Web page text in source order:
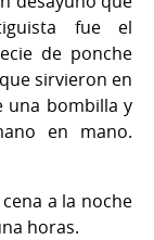
fue el
de ponche
sirvieron en
una bombilla y
en mano.
a la noche
horas.